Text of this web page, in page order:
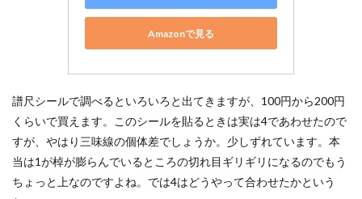
Amazonで見る
譜尺シールで調べるといろいろと出てきますが、100円から200円
くらいで買えます。このシールを貼るときは実は4であわせたので
すが、やはり三味線の個体差でしょうか。少しずれています。本
当は1が棹が膨らんでいるところの切れ目ギリギリになるのでもう
ちょっと上なのですよね。では4はどうやって合わせたかという